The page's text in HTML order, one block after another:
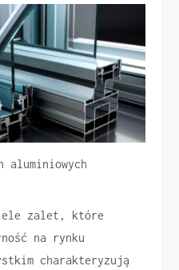
aluminiowych
zalet, które
na rynku
charakteryzują